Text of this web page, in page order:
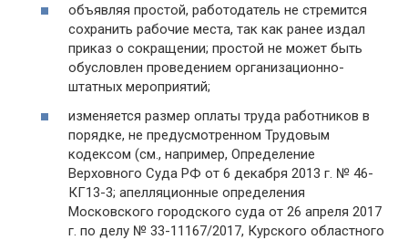
объявляя простой, работодатель не стремится
сохранить рабочие места, так как ранее издал
приказ о сокращении; простой не может быть
обусловлен проведением организационно-
штатных мероприятий;
изменяется размер оплаты труда работников в
порядке, не предусмотренном Трудовым
кодексом (см., например, Определение
Верховного Суда РФ от 6 декабря 2013 г. № 46-
КГ13-3; апелляционные определения
Московского городского суда от 26 апреля 2017
г. по делу № 33-11167/2017, Курского областного